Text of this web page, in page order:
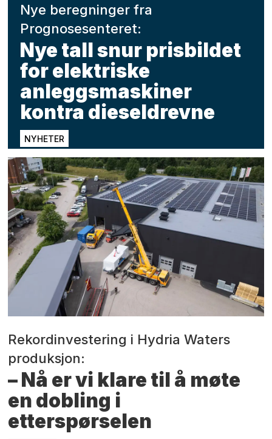
Nye beregninger fra
Prognosesenteret:
Nye tall snur prisbildet
for elektriske
anleggsmaskiner
kontra dieseldrevne
NYHETER
Rekordinvestering i Hydria Waters
produksjon:
– Nå er vi klare til å møte
en dobling i
etterspørselen